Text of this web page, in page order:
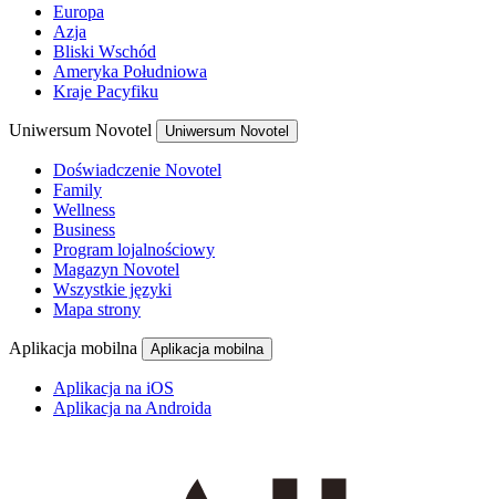
Europa
Azja
Bliski Wschód
Ameryka Południowa
Kraje Pacyfiku
Uniwersum Novotel Uniwersum Novotel
Doświadczenie Novotel
Family
Wellness
Business
Program lojalnościowy
Magazyn Novotel
Wszystkie języki
Mapa strony
Aplikacja mobilna Aplikacja mobilna
Aplikacja na iOS
Aplikacja na Androida